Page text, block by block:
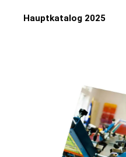
Hauptkatalog 2025